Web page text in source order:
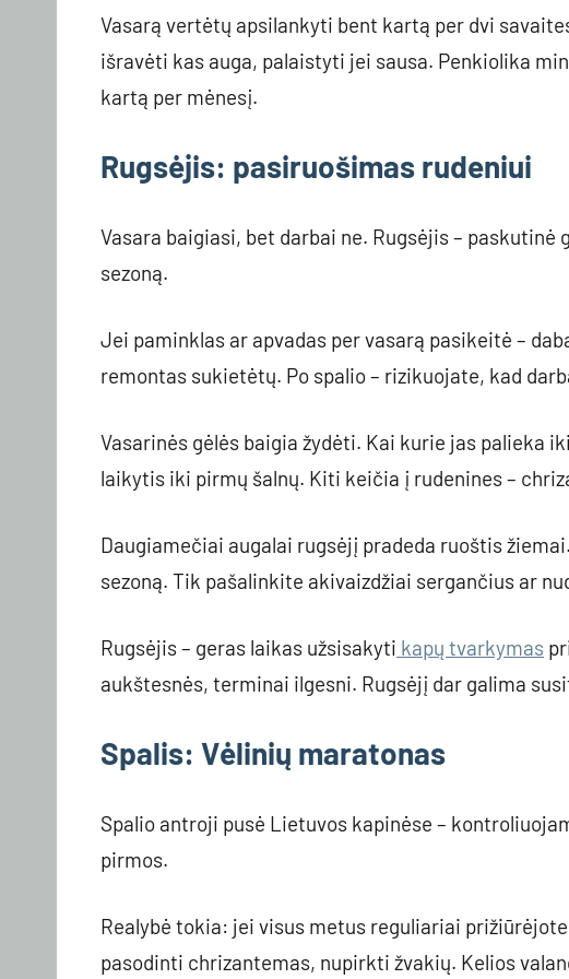
Vasarą vertėtų apsilankyti bent kartą per dvi
išravėti kas auga, palaistyti jei sausa. Penkiolika
kartą per mėnesį.
Rugsėjis: pasiruošimas rudeniui
Vasara baigiasi, bet darbai ne. Rugsėjis –
sezoną.
Jei paminklas ar apvadas per vasarą pasikeitė –
remontas sukietėtų. Po spalio – rizikuojate, kad
Vasarinės gėlės baigia žydėti. Kai kurie jas palieka
laikytis iki pirmų šalnų. Kiti keičia į rudenines –
Daugiamečiai augalai rugsėjį pradeda ruoštis
sezoną. Tik pašalinkite akivaizdžiai sergančius ar
Rugsėjis – geras laikas užsisakyti kapų tvarkymas
aukštesnės, terminai ilgesni. Rugsėjį dar galima
Spalis: Vėlinių maratonas
Spalio antroji pusė Lietuvos kapinėse –
pirmos.
Realybė tokia: jei visus metus reguliariai
pasodinti chrizantemas, nupirkti žvakių. Kelios